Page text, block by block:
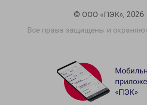
© ООО «ПЭК», 2026
Все права защищены и